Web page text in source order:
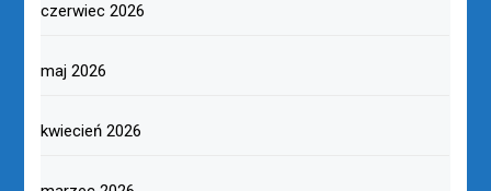
czerwiec 2026
maj 2026
kwiecień 2026